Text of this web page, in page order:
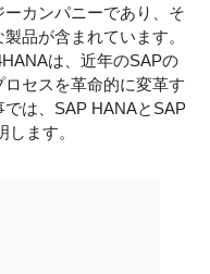
カンパニーであり、そ
品が含まれています。
は、近年のSAPの
セスを革命的に変革す
は、SAP HANAとSAP
ます。